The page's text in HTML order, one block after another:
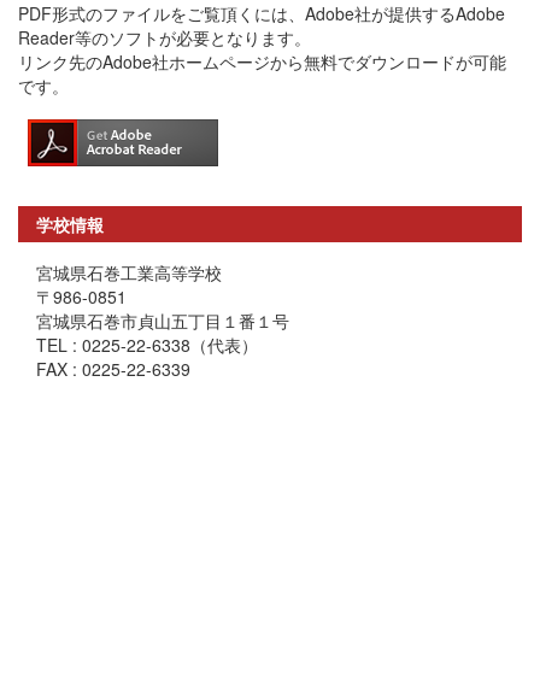
PDF形式のファイルをご覧頂くには、Adobe社が提供するAdobe
Reader等のソフトが必要となります。
リンク先のAdobe社ホームページから無料でダウンロードが可能
です。
学校情報
宮城県石巻工業高等学校
〒986-0851
宮城県石巻市貞山五丁目１番１号
TEL : 0225-22-6338（代表）
FAX : 0225-22-6339